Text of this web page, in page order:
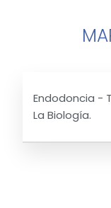
Endodoncia -
La Biología.